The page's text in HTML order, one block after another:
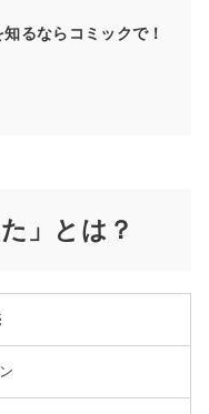
るならコミックで！
」とは？